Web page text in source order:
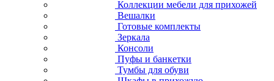
Коллекции мебели для прихожей
Вешалки
Готовые комплекты
Зеркала
Консоли
Пуфы и банкетки
Тумбы для обуви